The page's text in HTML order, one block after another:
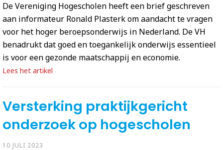
De Vereniging Hogescholen heeft een brief geschreven
aan informateur Ronald Plasterk om aandacht te vragen
voor het hoger beroepsonderwijs in Nederland. De VH
benadrukt dat goed en toegankelijk onderwijs essentieel
is voor een gezonde maatschappij en economie.
Lees het artikel
Versterking praktijkgericht
onderzoek op hogescholen
10 JULI 2023